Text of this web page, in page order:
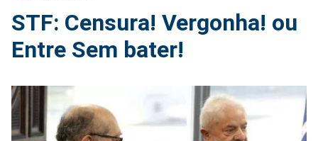
STF: Censura! Vergonha! ou
Entre Sem bater!